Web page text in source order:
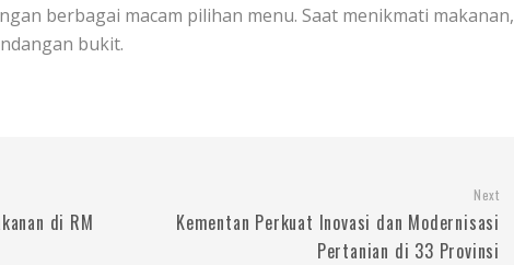
berbagai macam pilihan menu. Saat menikmati makanan,
bukit.
di RM
Next
Kementan Perkuat Inovasi dan Modernisasi
Pertanian di 33 Provinsi